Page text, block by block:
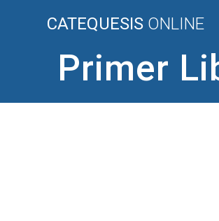
CATEQUESIS ONLINE
Primer